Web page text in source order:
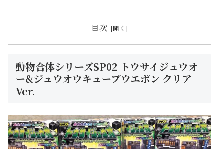
目次
動物合体シリーズSP02 トウサイジュウオ
ー&ジュウオウキューブウエポン クリア
Ver.